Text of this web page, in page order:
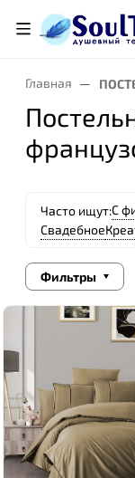
Главная
Часто ищут:С
Свадебное
Фильтры